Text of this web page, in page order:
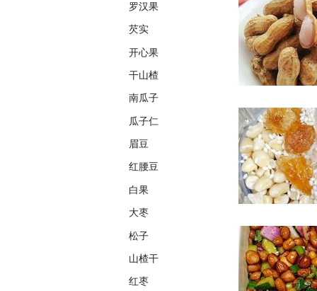
罗汉果
芡实
开心果
干山楂
南瓜子
瓜子仁
眉豆
红腰豆
白果
大枣
松子
山楂干
红枣